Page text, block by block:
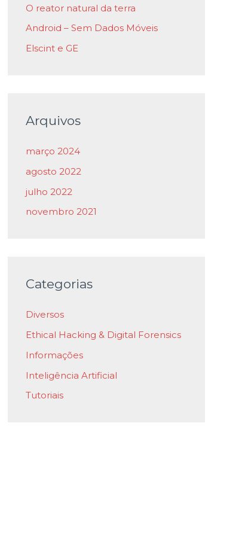
p
o
r
O reator natural da terra
Android – Sem Dados Móveis
Elscint e GE
Arquivos
março 2024
agosto 2022
julho 2022
novembro 2021
Categorias
Diversos
Ethical Hacking & Digital Forensics
Informações
Inteligência Artificial
Tutoriais